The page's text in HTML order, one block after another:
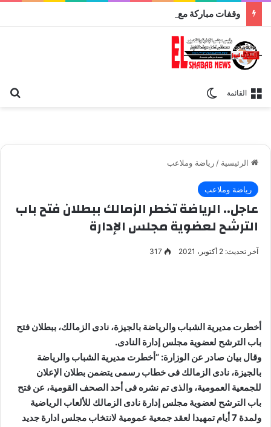
القائمة
الرئيسية / رياضة وملاعب
رياضة وملاعب
عاجل.. الرياضة تخطر الزمالك ببطلان فتح باب
الترشح لعضوية مجلس الإدارة
آخر تحديث: 2 أكتوبر، 2021 317
أخطرت مديرية الشباب والرياضة بالجيزة، نادى الزمالك، ببطلان فتح
باب الترشح لعضوية مجلس إدارة النادى.
وقال بيان صادر عن الوزارة: “أخطرت مديرية الشباب والرياضة
بالجيزة، نادى الزمالك فى خطاب رسمى يتضمن بطلان الإعلان
للجمعية العمومية، والذى تم نشره فى أحد الصحف القومية، عن فتح
باب الترشح لعضوية مجلس إدارة نادى الزمالك للألعاب الرياضية
ولمدة 7 أيام تمهيدا لعقد جمعية عمومية لانتخاب مجلس ادارة جديد